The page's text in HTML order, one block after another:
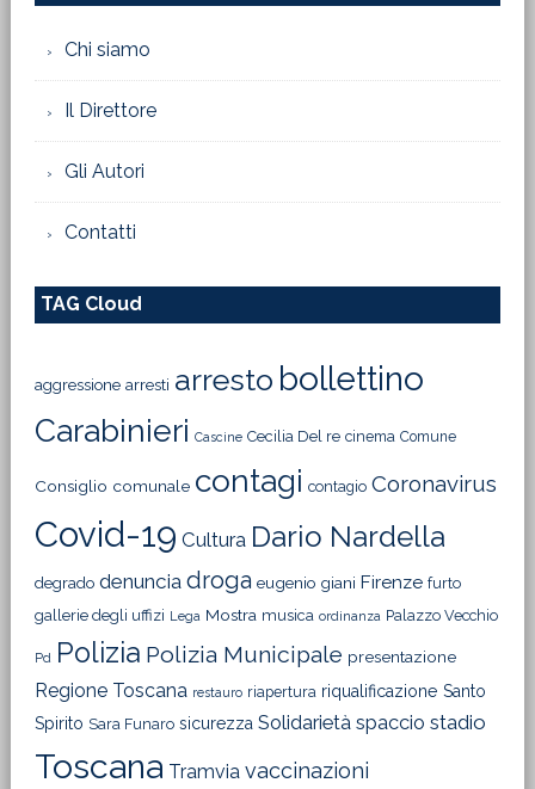
Chi siamo
Il Direttore
Gli Autori
Contatti
TAG Cloud
aggressione arresti arresto bollettino
Carabinieri Cascine Cecilia Del re cinema Comune
Consiglio comunale contagi contagio Coronavirus
Covid-19 Cultura Dario Nardella
degrado denuncia droga eugenio giani Firenze furto
gallerie degli uffizi Lega Mostra musica ordinanza Palazzo Vecchio
Pd Polizia Polizia Municipale presentazione
Regione Toscana restauro riapertura riqualificazione Santo
Spirito Sara Funaro sicurezza Solidarietà spaccio stadio
Toscana Tramvia vaccinazioni